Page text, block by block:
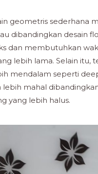
geometris sederhana
dibandingkan desain
dan membutuhkan
lebih lama. Selain itu,
mendalam seperti
lebih mahal
yang lebih halus.